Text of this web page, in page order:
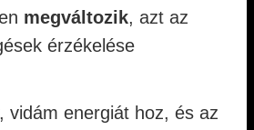
megváltozik, azt az
érzékelése
vidám energiát hoz, és az